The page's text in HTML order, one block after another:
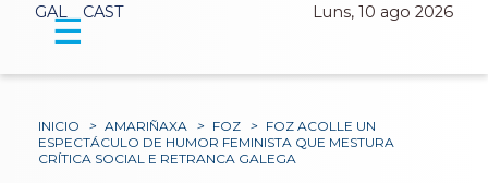
GAL CAST Luns, 10 ago 2026
☰
INICIO > AMARIÑAXA > FOZ > FOZ ACOLLE UN
ESPECTÁCULO DE HUMOR FEMINISTA QUE MESTURA
CRÍTICA SOCIAL E RETRANCA GALEGA